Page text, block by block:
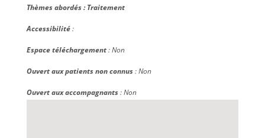
Thèmes abordés :Traitement
Accessibilité:
Espace téléchargement: Non
Ouvert aux patients non connus: Non
Ouvert aux accompagnants: Non